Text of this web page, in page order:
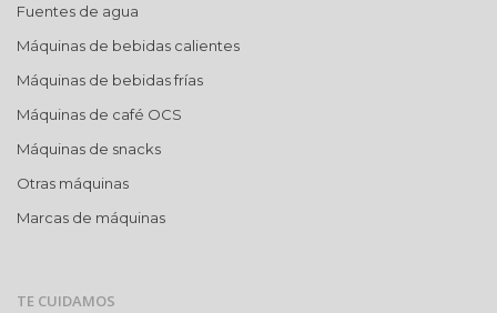
Fuentes de agua
Máquinas de bebidas calientes
Máquinas de bebidas frías
Máquinas de café OCS
Máquinas de snacks
Otras máquinas
Marcas de máquinas
TE CUIDAMOS